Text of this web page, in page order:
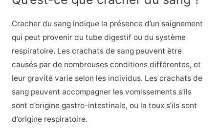
Cracher du sang indique la présence d’un saignement
qui peut provenir du tube digestif ou du système
respiratoire. Les crachats de sang peuvent être
causés par de nombreuses conditions différentes, et
leur gravité varie selon les individus. Les crachats de
sang peuvent accompagner les vomissements s’ils
sont d’origine gastro-intestinale, ou la toux s’ils sont
d’origine respiratoire.